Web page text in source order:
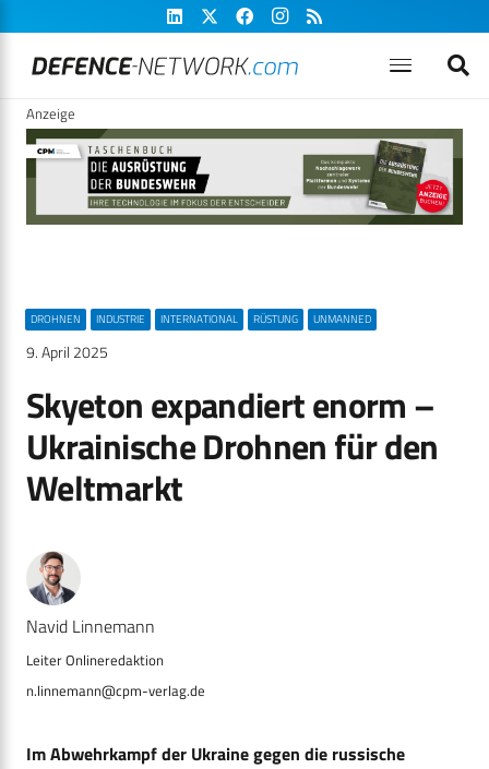
Anzeige
DROHNEN INDUSTRIE INTERNATIONAL RÜSTUNG UNMANNED
9. April 2025
Skyeton expandiert enorm –
Ukrainische Drohnen für den
Weltmarkt
Navid Linnemann
n.linnemann@cpm-verlag.de
Im Abwehrkampf der Ukraine gegen die russische